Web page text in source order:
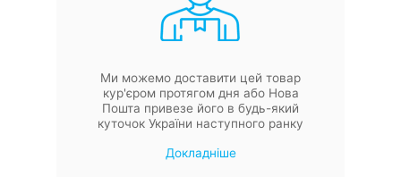
Ми можемо доставити цей товар
кур'єром протягом дня або Нова
Пошта привезе його в будь-який
куточок України наступного ранку
Докладніше